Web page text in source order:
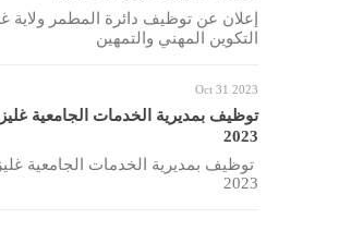
إعلان عن توظيف دائرة المطمر ولاية
التكوين المهني والتمهين
Oct 31 2023
توظيف بمديرية الخدمات الجامعية
2023
توظيف بمديرية الخدمات الجامعية
2023